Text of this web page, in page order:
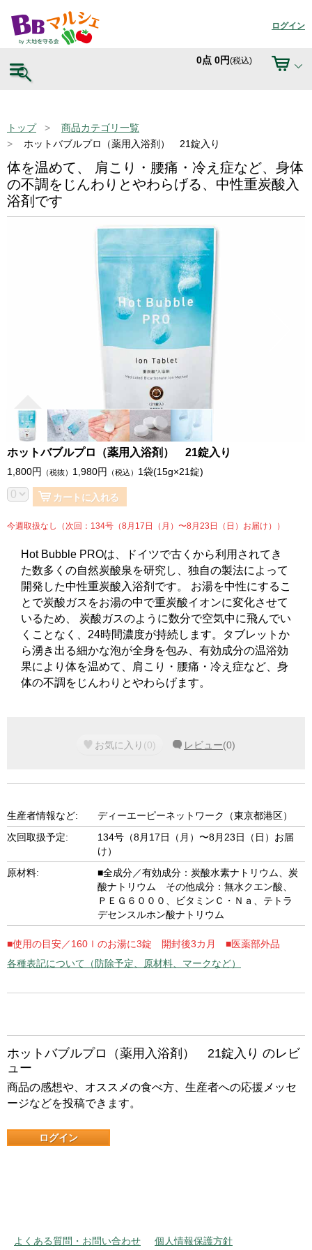
ログイン
0点 0円(税込)
トップ
商品カテゴリ一覧
ホットバブルプロ（薬用入浴剤） 21錠入り
体を温めて、 肩こり・腰痛・冷え症など、身体
の不調をじんわりとやわらげる、中性重炭酸入
浴剤です
ホットバブルプロ（薬用入浴剤） 21錠入り
1,800円 （税抜） 1,980円 （税込） 1袋(15g×21錠)
カートに入れる
今週取扱なし（次回：134号（8月17日（月）〜8月23日（日）お届け））
Hot Bubble PROは、ドイツで古くから利用されてき
た数多くの自然炭酸泉を研究し、独自の製法によって
開発した中性重炭酸入浴剤です。 お湯を中性にするこ
とで炭酸ガスをお湯の中で重炭酸イオンに変化させて
いるため、 炭酸ガスのように数分で空気中に飛んでい
くことなく、24時間濃度が持続します。タブレットか
ら湧き出る細かな泡が全身を包み、有効成分の温浴効
果により体を温めて、肩こり・腰痛・冷え症など、身
体の不調をじんわりとやわらげます。
お気に入り (0) レビュー(0)
生産者情報など:
ディーエーピーネットワーク（東京都港区）
次回取扱予定:
134号（8月17日（月）〜8月23日（日）お届
け）
原材料:
■全成分／有効成分：炭酸水素ナトリウム、炭
酸ナトリウム その他成分：無水クエン酸、
ＰＥＧ６０００、ビタミンＣ・Ｎａ、テトラ
デセンスルホン酸ナトリウム
■使用の目安／160ｌのお湯に3錠 開封後3カ月 ■医薬部外品
各種表記について（防除予定、原材料、マークなど）
ホットバブルプロ（薬用入浴剤） 21錠入り のレビ
ュー
商品の感想や、オススメの食べ方、生産者への応援メッセ
ージなどを投稿できます。
ログイン
よくある質問・お問い合わせ 個人情報保護方針